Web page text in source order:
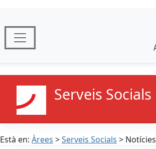
Serveis Socials
Està en: Àrees >Serveis Socials > Notícies